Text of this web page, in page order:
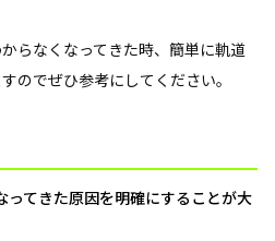
らなくなってきた時、簡単に軌道
のでぜひ参考にしてください。
ってきた原因を明確にすることが大